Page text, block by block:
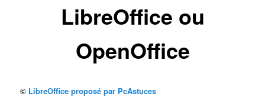
LibreOffice ou
OpenOffice
© LibreOffice proposé par PcAstuces